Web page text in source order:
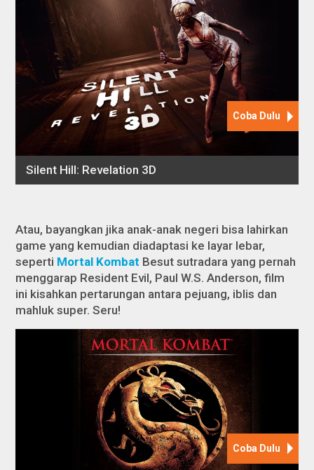
Atau, bayangkan jika anak-anak negeri bisa lahirkan
game yang kemudian diadaptasi ke layar lebar,
seperti Mortal Kombat Besut sutradara yang pernah
menggarap Resident Evil, Paul W.S. Anderson, film
ini kisahkan pertarungan antara pejuang, iblis dan
mahluk super. Seru!